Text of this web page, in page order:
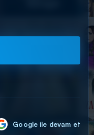
Google ile devam et